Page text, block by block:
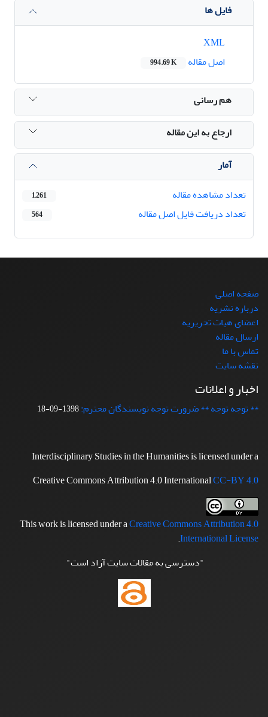
فایل ها
اصل مقاله
994.69 K
هم رسانی
ارجاع به این مقاله
آمار
تعداد مشاهده مقاله
1,261
تعداد دریافت فایل اصل مقاله 564
صفحه اصلی
درباره نشریه
اعضای هیات تحریریه
ارسال مقاله
تماس با ما
نقشه سایت
اخبار و اعلانات
** توجه توجه ** ضرورت توجه نویسندگان محترم:1398-09-18
Interdisciplinary Studies in the Humanities is licensed under a
Creative Commons Attribution 4.0 InternationalCC-BY 4.0
This work is licensed under aCreative Commons Attribution 4.0
International License
.
"دسترسی به مقالات سایت آزاد است"